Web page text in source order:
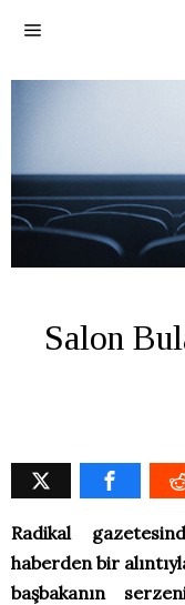
Salon
Radikal
haberden bir
başbakanın